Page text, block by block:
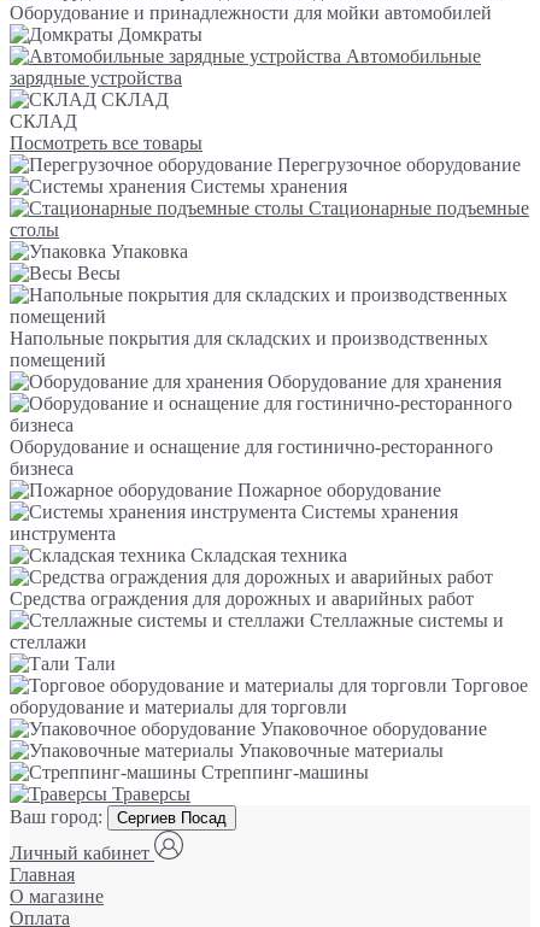
Оборудование и принадлежности для мойки автомобилей
Домкраты
Автомобильные
зарядные устройства
СКЛАД
СКЛАД
Посмотреть все товары
Перегрузочное оборудование
Системы хранения
Стационарные подъемные
столы
Упаковка
Весы
Напольные покрытия для складских и производственных
помещений
Оборудование для хранения
Оборудование и оснащение для гостинично-ресторанного
бизнеса
Пожарное оборудование
Системы хранения
инструмента
Складская техника
Средства ограждения для дорожных и аварийных работ
Стеллажные системы и
стеллажи
Тали
Торговое
оборудование и материалы для торговли
Упаковочное оборудование
Упаковочные материалы
Стреппинг-машины
Траверсы
Ваш город:
Сергиев Посад
Личный кабинет
Главная
О магазине
Оплата